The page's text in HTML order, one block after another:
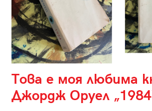
Това е моя любима
Джордж Оруел